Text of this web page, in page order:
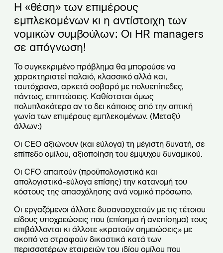
Η «θέση» των επιμέρους
εμπλεκομένων κι η αντίστοιχη των
νομικών συμβούλων: Οι HR managers
σε απόγνωση!
Το συγκεκριμένο πρόβλημα θα μπορούσε να
χαρακτηριστεί παλαιό, κλασσικό αλλά και,
ταυτόχρονα, αρκετά σοβαρό με πολυεπίπεδες,
πάντως, επιπτώσεις. Καθίσταται όμως
πολυπλοκότερο αν το δει κάποιος από την οπτική
γωνία των επιμέρους εμπλεκομένων. (Μεταξύ
άλλων:)
Οι CEO αξιώνουν (και εύλογα) τη μέγιστη δυνατή, σε
επίπεδο ομίλου, αξιοποίηση του έμψυχου δυναμικού.
Οι CFO απαιτούν (προϋπολογιστικά και
απολογιστικά-εύλογα επίσης) την κατανομή του
κόστους της απασχόλησης ανά νομικό πρόσωπο.
Οι εργαζόμενοι άλλοτε δυσανασχετούν με τις τέτοιου
είδους υποχρεώσεις που (επίσημα ή ανεπίσημα) τους
επιβάλλονται κι άλλοτε «κρατούν σημειώσεις» με
σκοπό να στραφούν δικαστικά κατά των
περισσοτέρων εταιρειών του ιδίου ομίλου που